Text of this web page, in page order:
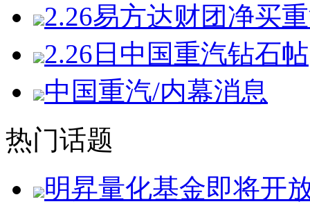
2.26易方达财团净买
2.26日中国重汽钻石帖
中国重汽/内幕消息
热门话题
明昇量化基金即将开